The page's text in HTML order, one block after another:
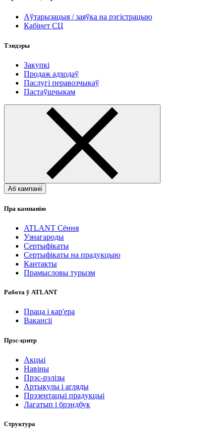
Аўтарызацыя / заяўка на рэгістрацыю
Кабінет СЦ
Тэндэры
Закупкі
Продаж адходаў
Паслугі перавозчыкаў
Пастаўшчыкам
Аб кампаніі
Пра кампанію
ATLANT Сёння
Узнагароды
Сертыфікаты
Сертыфікаты на прадукцыю
Кантакты
Прамысловы турызм
Работа ў ATLANT
Праца і кар'ера
Вакансіі
Прэс-цэнтр
Акцыі
Навіны
Прэс-рэлізы
Артыкулы і агляды
Прэзентацыі прадукцыі
Лагатып і брэндбук
Структура